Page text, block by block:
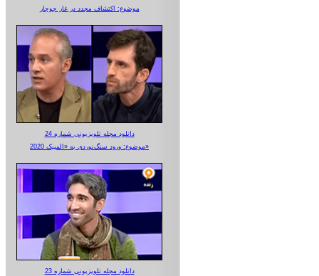
موضوع: اکتشاف مجدد در غار جوجار
دانلود مجله تلویزیونی شماره 24
موضوع: ورود سنگ‌نوردی به «المپیک 2020»
دانلود مجله تلویزیونی شماره 23